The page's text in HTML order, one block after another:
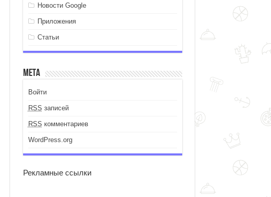
Новости Google
Приложения
Статьи
Мета
Войти
RSS записей
RSS комментариев
WordPress.org
Рекламные ссылки